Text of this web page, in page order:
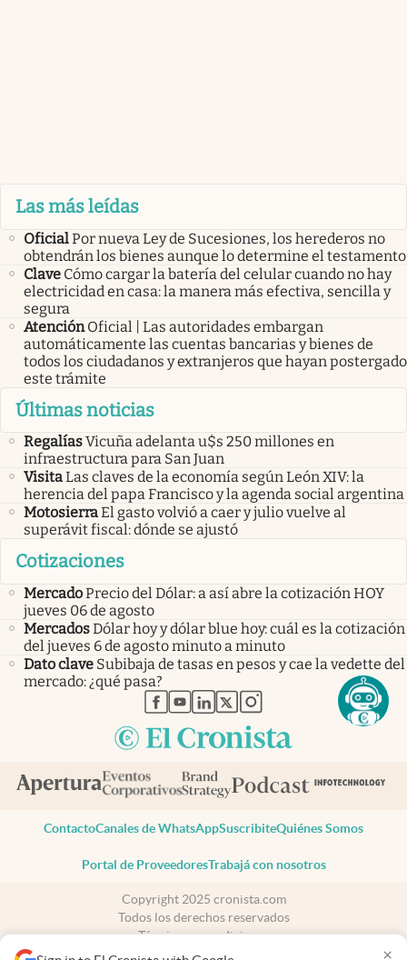
×
Las más leídas
OficialPor nueva Ley de Sucesiones, los herederos no
obtendrán los bienes aunque lo determine el testamento
Clave Cómo cargar la batería del celular cuando no hay
electricidad en casa: la manera más efectiva, sencilla y
segura
Atención Oficial | Las autoridades embargan
automáticamente las cuentas bancarias y bienes de
todos los ciudadanos y extranjeros que hayan postergado
este trámite
Últimas noticias
RegalíasVicuña adelanta u$s 250 millones en
infraestructura para San Juan
VisitaLas claves de la economía según León XIV: la
herencia del papa Francisco y la agenda social argentina
MotosierraEl gasto volvió a caer y julio vuelve al
superávit fiscal: dónde se ajustó
Cotizaciones
MercadoPrecio del Dólar: a así abre la cotización HOY
jueves 06 de agosto
MercadosDólar hoy y dólar blue hoy: cuál es la cotización
del jueves 6 de agosto minuto a minuto
Dato clave Subibaja de tasas en pesos y cae la vedette del
mercado: ¿qué pasa?
abre en nueva pestaña
abre en nueva pestaña
abre en nueva pestaña
abre en nueva pestaña
abre en nueva pestaña
ContactoCanales de WhatsAppSuscribiteQuiénes Somos
Portal de ProveedoresTrabajá con nosotros
Copyright 2025 cronista.com
Todos los derechos reservados
Términos y condiciones
Privacidad